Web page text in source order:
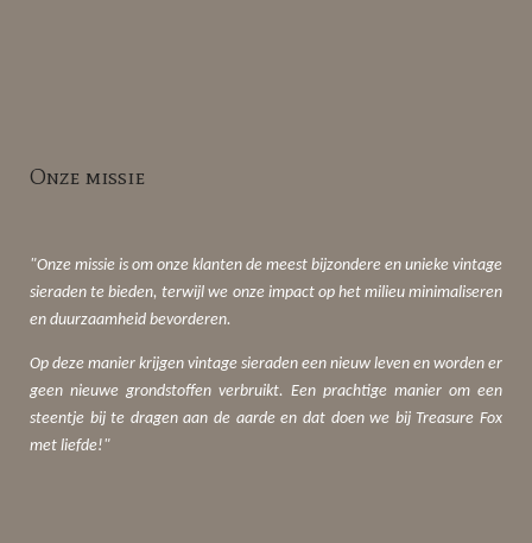
Onze missie
"Onze missie is om onze klanten de meest bijzondere en unieke vintage
sieraden te bieden, terwijl we onze impact op het milieu minimaliseren
en duurzaamheid bevorderen.
Op deze manier krijgen vintage sieraden een nieuw leven en worden er
geen nieuwe grondstoffen verbruikt. Een prachtige manier om een
steentje bij te dragen aan de aarde en dat doen we bij Treasure Fox
met liefde!"